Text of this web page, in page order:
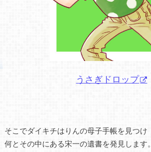
うさぎドロップ
そこでダイキチはりんの母子手帳を見つけ
何とその中にある宋一の遺書を発見します。